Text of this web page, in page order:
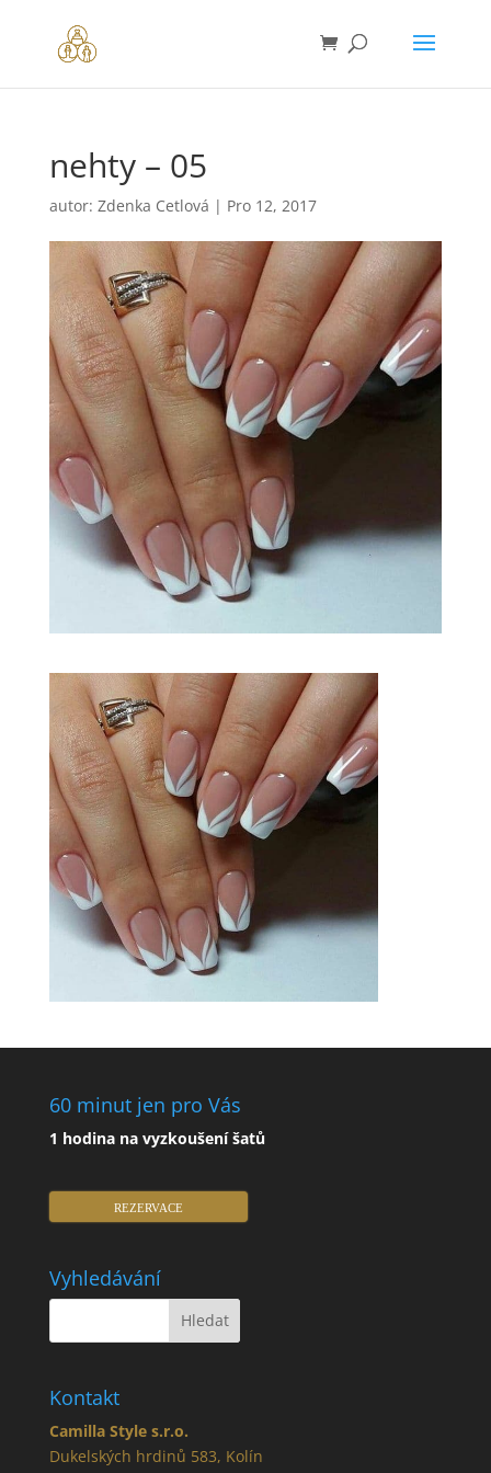
nehty – 05
autor: Zdenka Cetlová | Pro 12, 2017
60 minut jen pro Vás
1 hodina na vyzkoušení šatů
REZERVACE
Vyhledávání
Kontakt
Camilla Style s.r.o.
Dukelských hrdinů 583, Kolín